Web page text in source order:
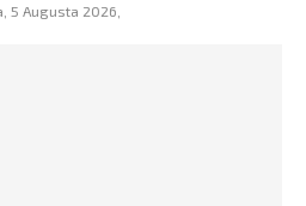
5 Augusta 2026,